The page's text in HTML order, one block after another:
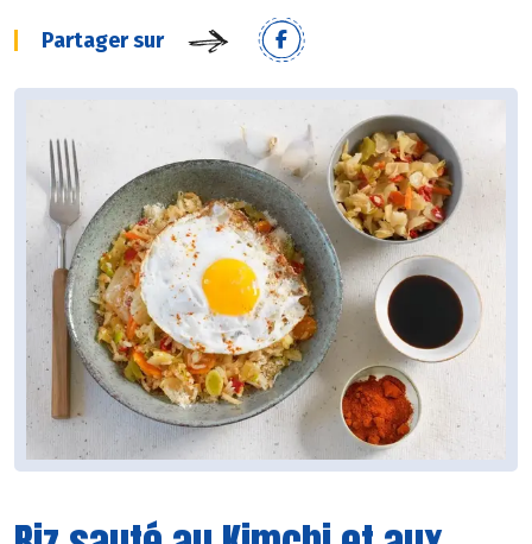
Partager sur